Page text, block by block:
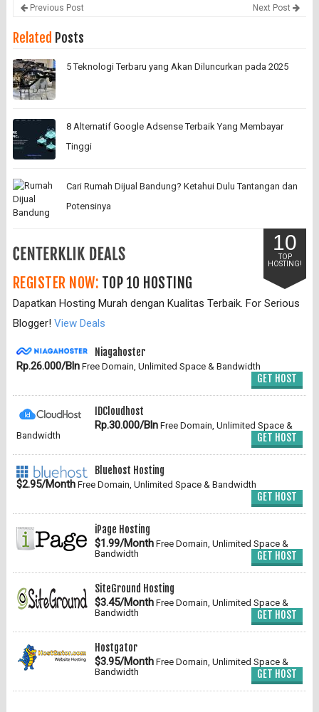
Previous Post Next Post
Related Posts
5 Teknologi Terbaru yang Akan Diluncurkan pada 2025
8 Alternatif Google Adsense Terbaik Yang Membayar
Tinggi
Cari Rumah Dijual Bandung? Ketahui Dulu Tantangan dan
Potensinya
10
TOP
HOSTING!
REGISTER NOW: TOP 10 HOSTING
Dapatkan Hosting Murah dengan Kualitas Terbaik. For Serious
Blogger! View Deals
Niagahoster
Rp.26.000/BlnFree Domain, Unlimited Space & Bandwidth
GET HOST
IDCloudhost
Rp.30.000/BlnFree Domain, Unlimited Space &
Bandwidth
GET HOST
Bluehost Hosting
$2.95/MonthFree Domain, Unlimited Space & Bandwidth
GET HOST
iPage Hosting
$1.99/MonthFree Domain, Unlimited Space &
Bandwidth
GET HOST
SiteGround Hosting
$3.45/MonthFree Domain, Unlimited Space &
Bandwidth
GET HOST
Hostgator
$3.95/MonthFree Domain, Unlimited Space &
Bandwidth
GET HOST